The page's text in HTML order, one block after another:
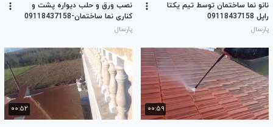
نانو نما ساختمان توسط تیم یکتا
راپل 09118437158
پارسال
نصب ورق و حلب دیواره پشت و
کناری نما ساختمان-09118437158
پارسال
۰۰:۵۹ ۰۰:۵۲